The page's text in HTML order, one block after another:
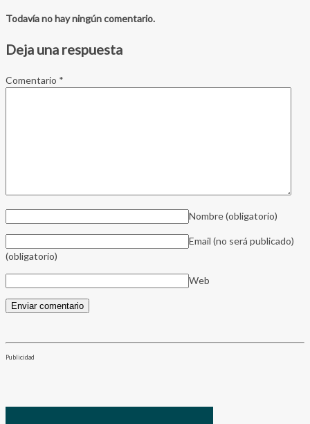
Todavía no hay ningún comentario.
Deja una respuesta
Comentario *
Nombre(obligatorio)
Email (no será publicado)
(obligatorio)
Web
Publicidad